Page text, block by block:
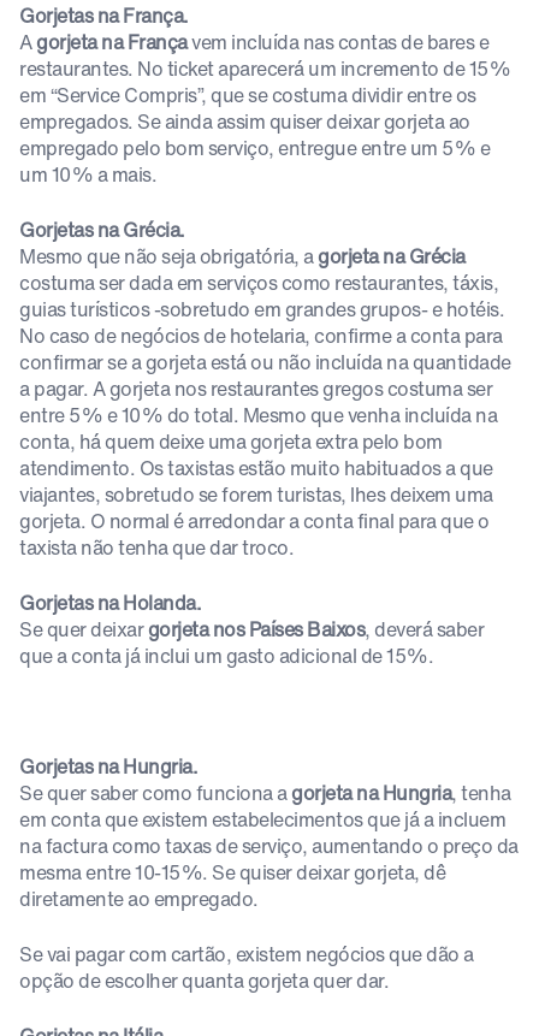
Gorjetas na França.
Agorjeta na Françavem incluída nas contas de bares e
restaurantes. No ticket aparecerá um incremento de 15%
em “Service Compris”, que se costuma dividir entre os
empregados. Se ainda assim quiser deixar gorjeta ao
empregado pelo bom serviço, entregue entre um 5% e
um 10% a mais.
Gorjetas na Grécia.
Mesmo que não seja obrigatória, agorjeta na Grécia
costuma ser dada em serviços como restaurantes, táxis,
guias turísticos -sobretudo em grandes grupos- e hotéis.
No caso de negócios de hotelaria, confirme a conta para
confirmar se a gorjeta está ou não incluída na quantidade
a pagar. A gorjeta nos restaurantes gregos costuma ser
entre 5% e 10% do total. Mesmo que venha incluída na
conta, há quem deixe uma gorjeta extra pelo bom
atendimento. Os taxistas estão muito habituados a que
viajantes, sobretudo se forem turistas, lhes deixem uma
gorjeta. O normal é arredondar a conta final para que o
taxista não tenha que dar troco.
Gorjetas na Holanda.
Se quer deixargorjeta nos Países Baixos, deverá saber
que a conta já inclui um gasto adicional de 15%.
Gorjetas na Hungria.
Se quer saber como funciona agorjeta na Hungria, tenha
em conta que existem estabelecimentos que já a incluem
na factura como taxas de serviço, aumentando o preço da
mesma entre 10-15%. Se quiser deixar gorjeta, dê
diretamente ao empregado.
Se vai pagar com cartão, existem negócios que dão a
opção de escolher quanta gorjeta quer dar.